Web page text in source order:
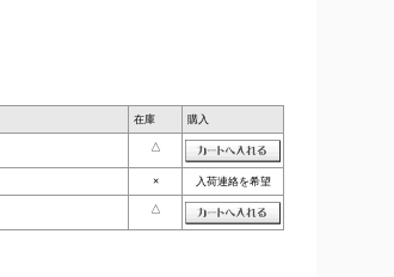
在庫 購入
△
× 入荷連絡を希望
△